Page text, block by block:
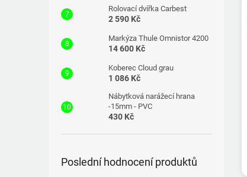
Rolovací dvířka Carbest
2 590 Kč
Markýza Thule Omnistor 4200
14 600 Kč
Koberec Cloud grau
1 086 Kč
Nábytková narážecí hrana
-15mm - PVC
430 Kč
Poslední hodnocení produktů